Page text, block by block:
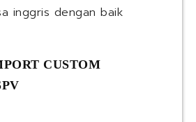
inggris dengan baik
CUSTOM